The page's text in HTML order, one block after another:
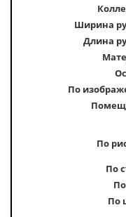
Ширина
Длина
По
По
По
По